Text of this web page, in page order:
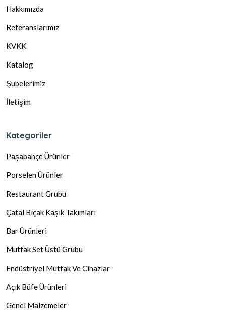
Hakkımızda
Referanslarımız
KVKK
Katalog
Şubelerimiz
İletişim
Kategoriler
Paşabahçe Ürünler
Porselen Ürünler
Restaurant Grubu
Çatal Bıçak Kaşık Takımları
Bar Ürünleri
Mutfak Set Üstü Grubu
Endüstriyel Mutfak Ve Cihazlar
Açık Büfe Ürünleri
Genel Malzemeler